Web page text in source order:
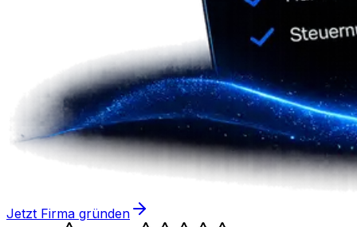
Jetzt Firma gründen